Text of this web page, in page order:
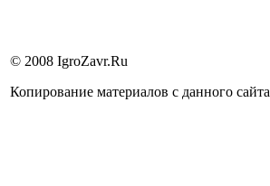
© 2008 IgroZavr.Ru
Копирование материалов с данного